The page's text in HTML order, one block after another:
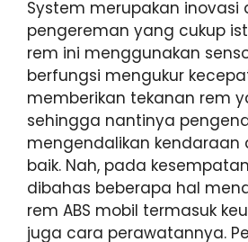
System merupakan inovasi
pengereman yang cukup
rem ini menggunakan
berfungsi mengukur
memberikan tekanan rem
sehingga nantinya
mengendalikan kendaraan
baik. Nah, pada
dibahas beberapa hal
rem ABS mobil termasuk
juga cara perawatannya.